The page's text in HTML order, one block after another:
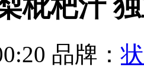
枇杷汁
品牌：